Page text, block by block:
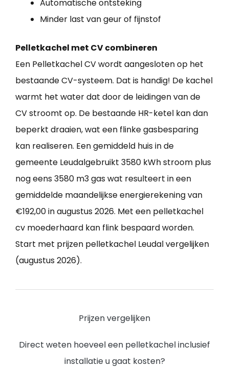
Automatische ontsteking
Minder last van geur of fijnstof
Pelletkachel met CV combineren
Een Pelletkachel CV wordt aangesloten op het
bestaande CV-systeem. Dat is handig! De kachel
warmt het water dat door de leidingen van de
CV stroomt op. De bestaande HR-ketel kan dan
beperkt draaien, wat een flinke gasbesparing
kan realiseren. Een gemiddeld huis in de
gemeente Leudalgebruikt 3580 kWh stroom plus
nog eens 3580 m3 gas wat resulteert in een
gemiddelde maandelijkse energierekening van
€192,00 in augustus 2026. Met een pelletkachel
cv moederhaard kan flink bespaard worden.
Start met prijzen pelletkachel Leudal vergelijken
(augustus 2026).
Prijzen vergelijken
Direct weten hoeveel een pelletkachel inclusief
installatie u gaat kosten?